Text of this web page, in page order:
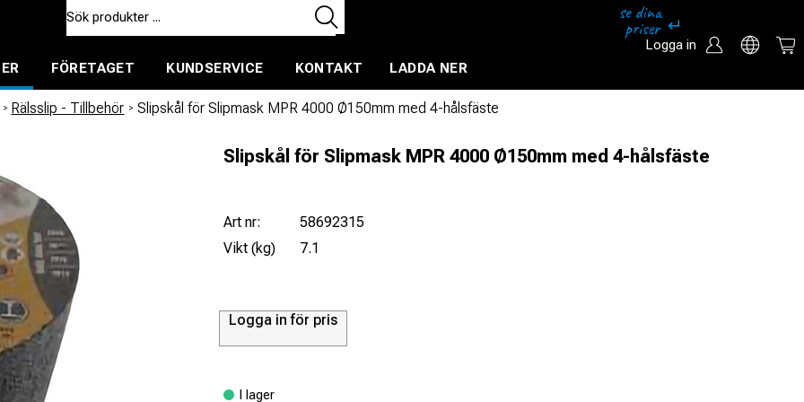
Logga in
FÖRETAGET KUNDSERVICE KONTAKT LADDA NER
/ Rälsslip - Tillbehör / Slipskål för Slipmask MPR 4000 Ø150mm med 4-hålsfäste
Slipskål för Slipmask MPR 4000 Ø150mm med 4-hålsfäste
Art nr:
58692315
Vikt (kg)
7.1
Logga in för pris
I lager